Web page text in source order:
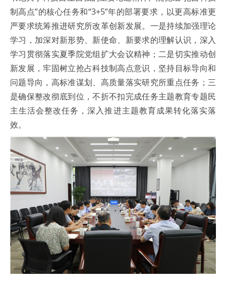
制高点”的核心任务和“3+5”年的部署要求，以更高标准更
严要求统筹推进研究所改革创新发展。一是持续加强理论
学习，加深对新形势、新使命、新要求的理解认识，深入
学习贯彻落实夏季院党组扩大会议精神；二是切实推动创
新发展，牢固树立抢占科技制高点意识，坚持目标导向和
问题导向，高标准谋划、高质量落实研究所重点任务；三
是确保整改彻底到位，不折不扣完成任务主题教育专题民
主生活会整改任务，深入推进主题教育成果转化落实落
效。